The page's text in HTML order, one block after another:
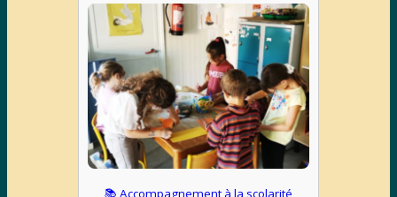
📚 Accompagnement à la scolarité